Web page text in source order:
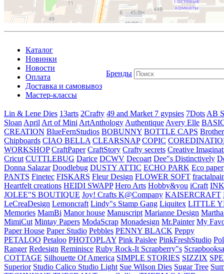
Каталог
Новинки
Новости
Оплата
Доставка и самовывоз
Мастер-классы
Бренды
Lin & Lene Dies 13arts 2Crafty 49 and Market 7 gypsies 7Dots AB
Sloan April Art of Mini ArtAnthology Authentique Avery Elle
CREATION BlueFernStudios BOBUNNY BOTTLE CAPS Brother
Chipboards CIAO BELLA CLEARSNAP COPIC
WORKSHOP CraftPaper CraftStory Crafty secrets Creative
Cricut CUTTLEBUG Darice DCWV Decoart Dee"s Distinctively
Donna Salazar Doodlebug DUSTY ATTIC ECHO PARK Eco paper
PANTS Finetec FISKARS Fleur Design FLOWER SOFT
Heartfelt creations HEIDI SWAPP Hero Arts Hobby&you iCraft
JOLEE"S BOUTIQUE Joy! Crafts K@Company KAISERCRAFT
LeCreaDesign Lemoncraft Lindy"s Stamp Gang Liquitex LITTLE
Memories MamBi Manor house Manuscript Marianne Design
MimiCut Mintay Papers ModaScrap Monadesign Mr.Painter My
Paper House Paper Studio Pebbles PENNY BLACK Peppy
PETALOO Petaloo PHOTOPLAY Pink Paislee PinkFreshStudio
Ranger Redesign Reminisce Ruby Rock-It Scrapberry"s
COTTAGE Silhouette Of America SIMPLE STORIES SIZZIX
Superior Studio Calico Studio Light Sue Wilson Dies Sugar Tree